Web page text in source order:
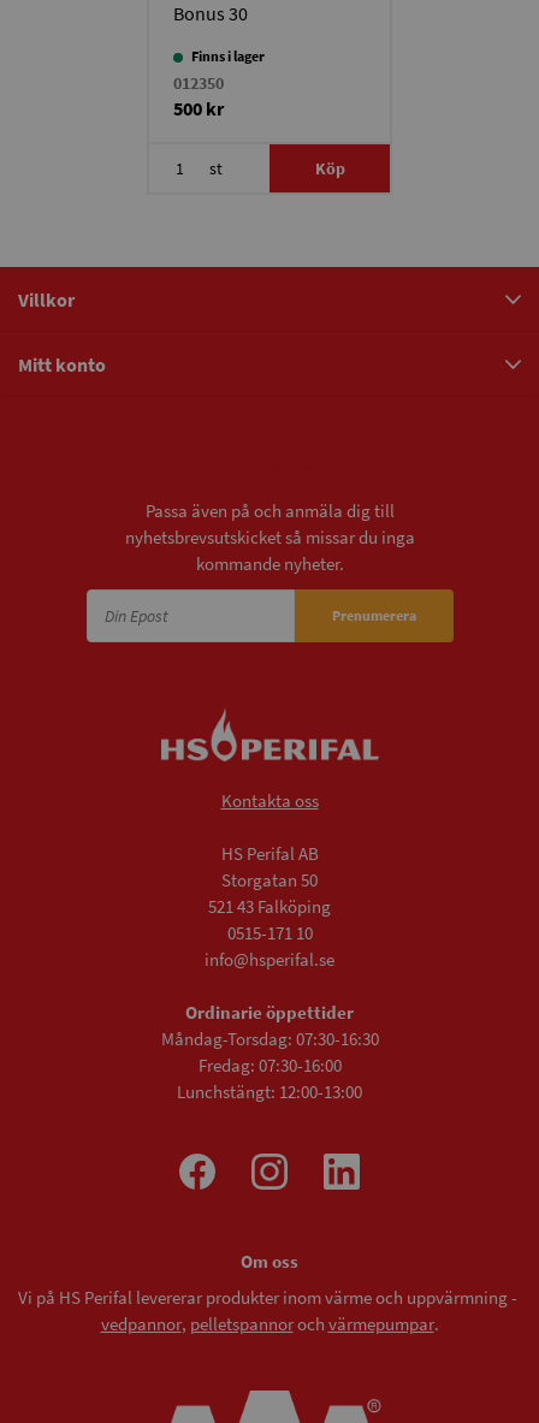
Bonus 30
Finns i lager
012350
500 kr
st Köp
Villkor
Mitt konto
Passa även på och anmäla dig till
nyhetsbrevsutskicket så missar du inga
kommande nyheter.
Prenumerera
Kontakta oss
HS Perifal AB
Storgatan 50
521 43 Falköping
0515-171 10
info@hsperifal.se
Ordinarie öppettider
Måndag-Torsdag: 07:30-16:30
Fredag: 07:30-16:00
Lunchstängt: 12:00-13:00
Om oss
Vi på HS Perifal levererar produkter inom värme och uppvärmning -
vedpannor, pelletspannoroch värmepumpar.